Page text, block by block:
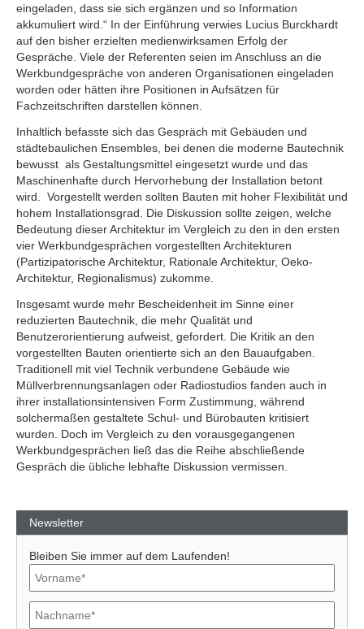
eingeladen, dass sie sich ergänzen und so Information
akkumuliert wird.“ In der Einführung verwies Lucius Burckhardt
auf den bisher erzielten medienwirksamen Erfolg der
Gespräche. Viele der Referenten seien im Anschluss an die
Werkbundgespräche von anderen Organisationen eingeladen
worden oder hätten ihre Positionen in Aufsätzen für
Fachzeitschriften darstellen können.
Inhaltlich befasste sich das Gespräch mit Gebäuden und
städtebaulichen Ensembles, bei denen die moderne Bautechnik
bewusst als Gestaltungsmittel eingesetzt wurde und das
Maschinenhafte durch Hervorhebung der Installation betont
wird. Vorgestellt werden sollten Bauten mit hoher Flexibilität und
hohem Installationsgrad. Die Diskussion sollte zeigen, welche
Bedeutung dieser Architektur im Vergleich zu den in den ersten
vier Werkbundgesprächen vorgestellten Architekturen
(Partizipatorische Architektur, Rationale Architektur, Oeko-
Architektur, Regionalismus) zukomme.
Insgesamt wurde mehr Bescheidenheit im Sinne einer
reduzierten Bautechnik, die mehr Qualität und
Benutzerorientierung aufweist, gefordert. Die Kritik an den
vorgestellten Bauten orientierte sich an den Bauaufgaben.
Traditionell mit viel Technik verbundene Gebäude wie
Müllverbrennungsanlagen oder Radiostudios fanden auch in
ihrer installationsintensiven Form Zustimmung, während
solchermaßen gestaltete Schul- und Bürobauten kritisiert
wurden. Doch im Vergleich zu den vorausgegangenen
Werkbundgesprächen ließ das die Reihe abschließende
Gespräch die übliche lebhafte Diskussion vermissen.
Newsletter
Bleiben Sie immer auf dem Laufenden!